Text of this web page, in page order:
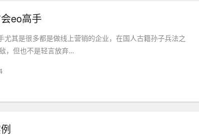
eo高手
尤其是很多都是做线上营销的企业，在国人古籍孙子兵法之
，但也不是轻言放弃…